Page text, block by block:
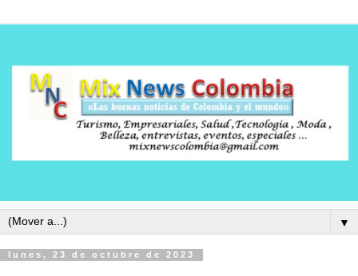
▼
lunes, 23 de octubre de 2023